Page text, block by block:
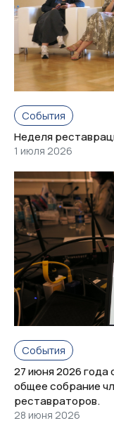
События
Неделя
1 июля 2026
События
27 июня 2026 года
общее собрание
реставраторов.
28 июня 2026